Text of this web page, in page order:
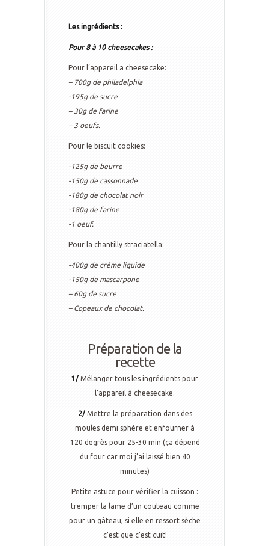
Les ingrédients :
Pour 8 à 10 cheesecakes :
Pour l’appareil a cheesecake:
– 700g de philadelphia
-195g de sucre
– 30g de farine
– 3 oeufs.
Pour le biscuit cookies:
-125g de beurre
-150g de cassonnade
-180g de chocolat noir
-180g de farine
-1 oeuf.
Pour la chantilly straciatella:
-400g de crème liquide
-150g de mascarpone
– 60g de sucre
– Copeaux de chocolat.
Préparation de la
recette
1/ Mélanger tous les ingrédients pour
l’appareil à cheesecake.
2/Mettre la préparation dans des
moules demi sphère et enfourner à
120 degrès pour 25-30 min (ça dépend
du four car moi j’ai laissé bien 40
minutes)
Petite astuce pour vérifier la cuisson :
tremper la lame d’un couteau comme
pour un gâteau, si elle en ressort sèche
c’est que c’est cuit!